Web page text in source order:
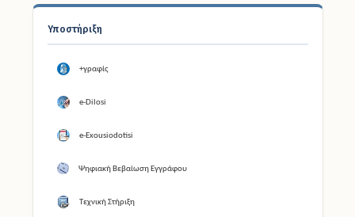
Υποστήριξη
+γραφίς
e-Dilosi
e-Exousiodotisi
Ψηφιακή Βεβαίωση Εγγράφου
Τεχνική Στήριξη